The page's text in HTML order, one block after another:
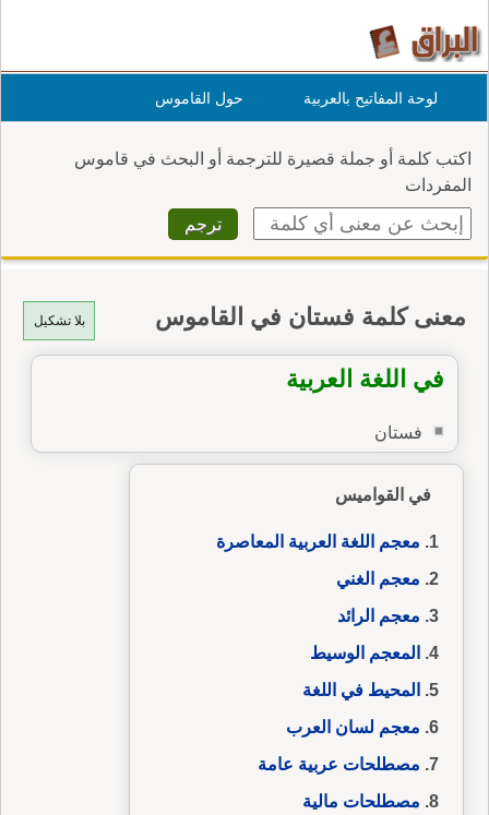
لوحة المفاتيح بالعربية حول القاموس
اكتب كلمة أو جملة قصيرة للترجمة أو البحث في قاموس
المفردات
بلا تشكيل معنى كلمة فستان في القاموس
في اللغة العربية
فستان
في القواميس
معجم اللغة العربية المعاصرة
معجم الغني
معجم الرائد
المعجم الوسيط
المحيط في اللغة
معجم لسان العرب
مصطلحات عربية عامة
مصطلحات مالية